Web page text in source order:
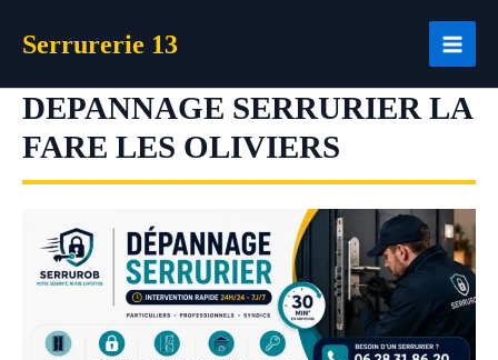
Serrurerie 13
DEPANNAGE SERRURIER LA
FARE LES OLIVIERS